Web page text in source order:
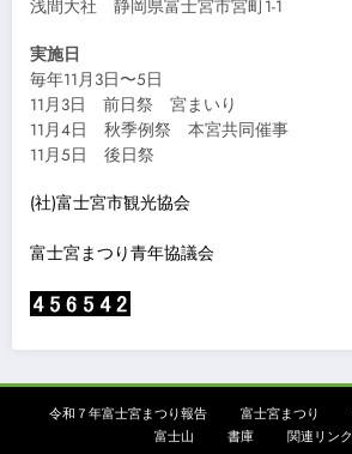
浅間大社 静岡県富士宮市宮町1-1
実施日
毎年11月3日〜5日
11月3日 前日祭 宮まいり
11月4日 秋季例祭 本宮共同催事
11月5日 後日祭
(社)富士宮市観光協会
富士宮まつり青年協議会
令和７年富士宮まつり報告 富士宮まつり
富士山
書庫 関連リンク